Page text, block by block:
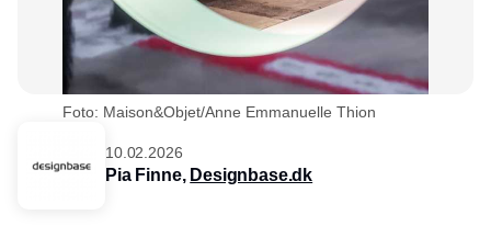
Foto: Maison&Objet/Anne Emmanuelle Thion
10.02.2026
Pia Finne, Designbase.dk